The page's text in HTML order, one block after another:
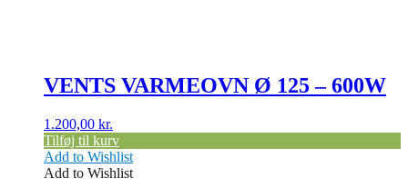
VENTS VARMEOVN Ø 125 – 600W
1.200,00 kr.
Tilføj til kurv
Add to Wishlist
Add to Wishlist